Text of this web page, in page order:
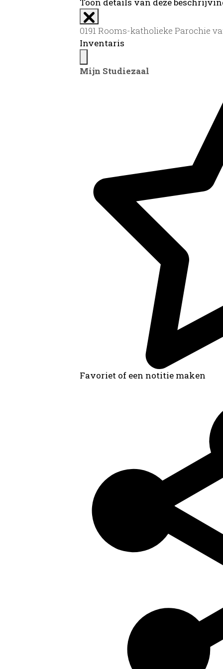
Toon details van deze
0191 Rooms-katholieke Parochie
Inventaris
Mijn Studiezaal
Favoriet of een notitie maken